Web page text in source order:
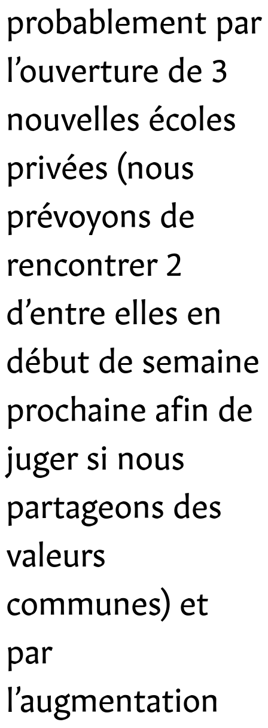
probablement par
l’ouverture de 3
nouvelles écoles
privées (nous
prévoyons de
rencontrer 2
d’entre elles en
début de semaine
prochaine afin de
juger si nous
partageons des
valeurs
communes) et
par
l’augmentation